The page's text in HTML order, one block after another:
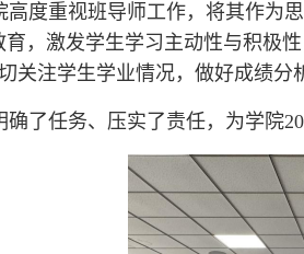
度重视班导师工作，将其作为
，激发学生学习主动性与积极
关注学生学业情况，做好成绩
了任务、压实了责任，为学院